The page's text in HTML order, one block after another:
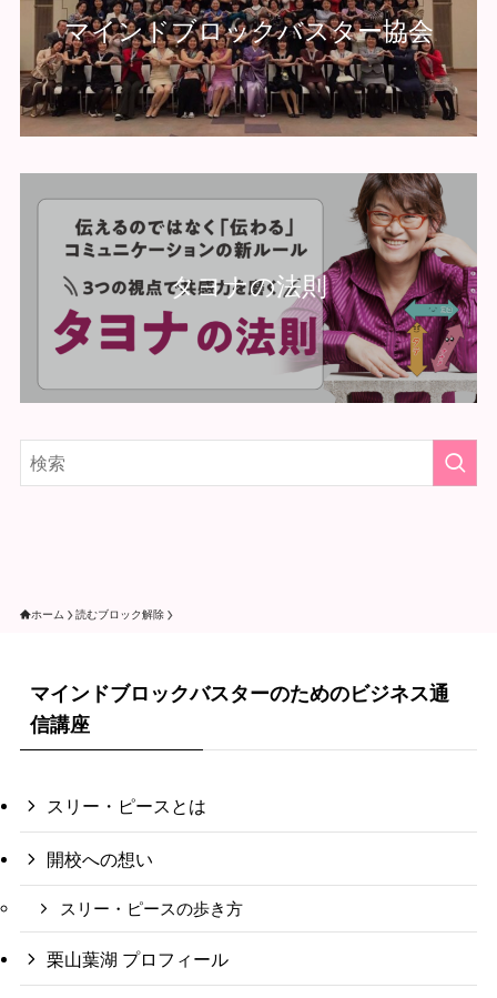
マインドブロックバスター協会
タヨナの法則
ホーム 読むブロック解除
マインドブロックバスターのためのビジネス通
信講座
スリー・ピースとは
開校への想い
スリー・ピースの歩き方
栗山葉湖 プロフィール